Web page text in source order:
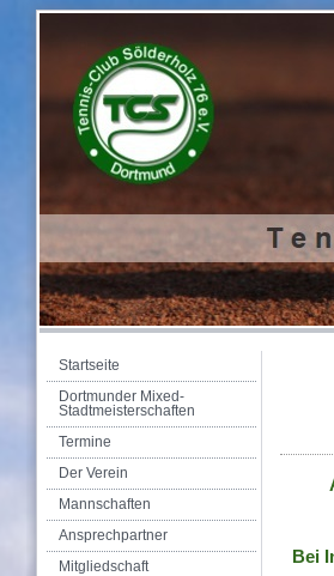
Startseite
Dortmunder Mixed-
Stadtmeisterschaften
Termine
Der Verein
Mannschaften
Ansprechpartner
Mitgliedschaft
Bei